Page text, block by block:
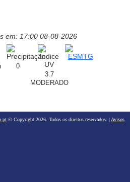
em: 17:00 08-08-2026
0
3.7
MODERADO
© Copyright 2026. Todos os direitos reservados. | Avisos